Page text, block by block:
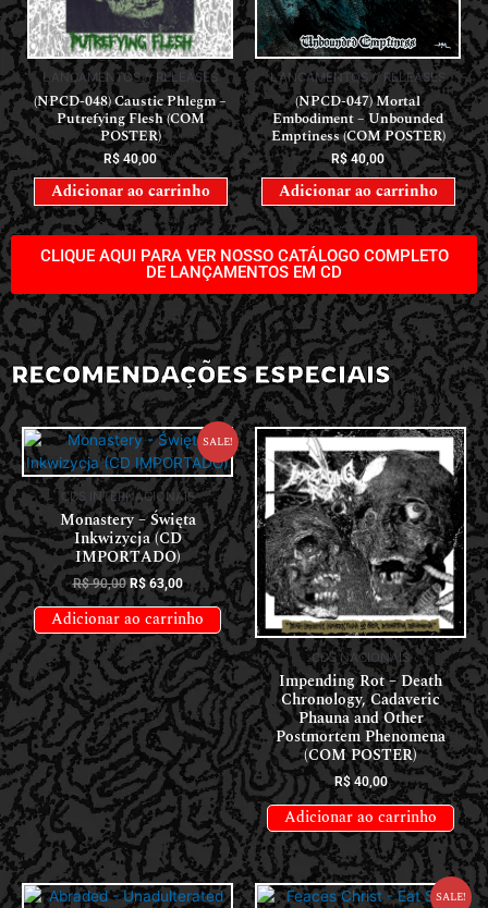
LANÇAMENTOS // RELEASES
(NPCD-048) Caustic Phlegm –
Putrefying Flesh (COM
POSTER)
R$ 40,00
Adicionar ao carrinho
LANÇAMENTOS // RELEASES
(NPCD-047) Mortal
Embodiment – Unbounded
Emptiness (COM POSTER)
R$40,00
Adicionar ao carrinho
CLIQUE AQUI PARA VER NOSSO CATÁLOGO COMPLETO
DE LANÇAMENTOS EM CD
RECOMENDAÇÕES ESPECIAIS
Sale!
CDS INTERNACIONAIS
Monastery – Święta
Inkwizycja (CD
IMPORTADO)
R$90,00 R$63,00
Adicionar ao carrinho
CDS NACIONAIS
Impending Rot – Death
Chronology, Cadaveric
Phauna and Other
Postmortem Phenomena
(COM POSTER)
R$40,00
Adicionar ao carrinho
Sale!